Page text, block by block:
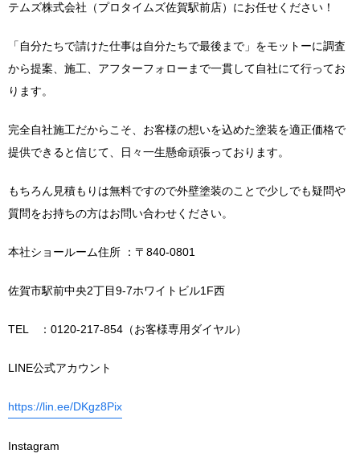
テムズ株式会社（プロタイムズ佐賀駅前店）にお任せください！
「自分たちで請けた仕事は自分たちで最後まで」をモットーに調査
から提案、施工、アフターフォローまで一貫して自社にて行ってお
ります。
完全自社施工だからこそ、お客様の想いを込めた塗装を適正価格で
提供できると信じて、日々一生懸命頑張っております。
もちろん見積もりは無料ですので外壁塗装のことで少しでも疑問や
質問をお持ちの方はお問い合わせください。
本社ショールーム住所 ：〒840-0801
佐賀市駅前中央2丁目9-7ホワイトビル1F西
TEL ：0120-217-854（お客様専用ダイヤル）
LINE公式アカウント
https://lin.ee/DKgz8Pix
Instagram